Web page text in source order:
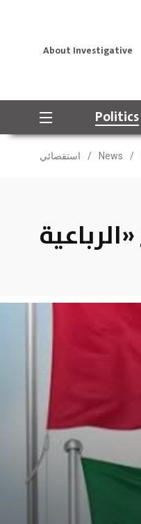
About Investigative
Politics
استقصائي / News /